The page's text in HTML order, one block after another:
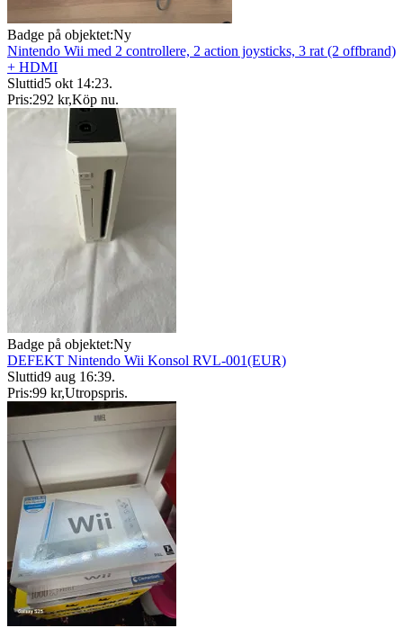
Badge på objektet:Ny
Nintendo Wii med 2 controllere, 2 action joysticks, 3 rat (2 offbrand)
+ HDMI
Sluttid5 okt 14:23.
Pris:292 kr,Köp nu.
Badge på objektet:Ny
DEFEKT Nintendo Wii Konsol RVL-001(EUR)
Sluttid9 aug 16:39.
Pris:99 kr,Utropspris.